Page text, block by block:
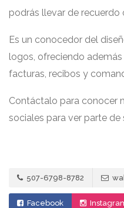
podrás llevar de recuerdo
Es un conocedor del
logos, ofreciendo
facturas, recibos y
Contáctalo para conocer
sociales para ver parte de
507-6798-8782
Facebook